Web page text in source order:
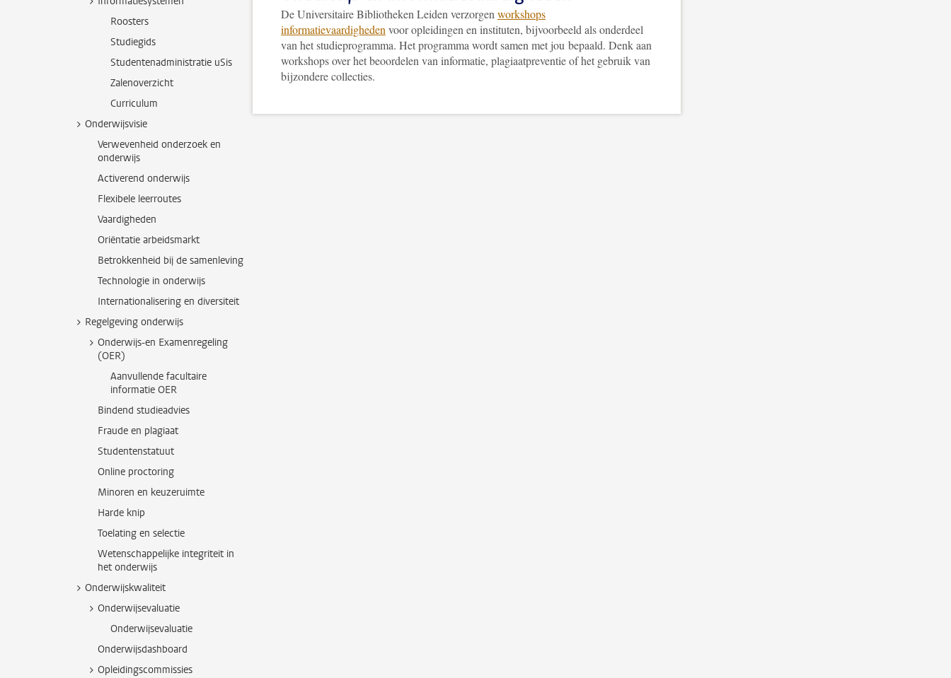
Roosters
Studiegids
Studentenadministratie uSis
Zalenoverzicht
Curriculum
Onderwijsvisie
Verwevenheid onderzoek en
onderwijs
Activerend onderwijs
Flexibele leerroutes
Vaardigheden
Oriëntatie arbeidsmarkt
Betrokkenheid bij de samenleving
Technologie in onderwijs
Internationalisering en diversiteit
Regelgeving onderwijs
Onderwijs-en Examenregeling
(OER)
Aanvullende facultaire
informatie OER
Bindend studieadvies
Fraude en plagiaat
Studentenstatuut
Online proctoring
Minoren en keuzeruimte
Harde knip
Toelating en selectie
Wetenschappelijke integriteit in
het onderwijs
Onderwijskwaliteit
Onderwijsevaluatie
Onderwijsevaluatie
Onderwijsdashboard
Opleidingscommissies
De Universitaire Bibliotheken Leiden verzorgen workshops
informatievaardigheden voor opleidingen en instituten, bijvoorbeeld als onderdeel
van het studieprogramma. Het programma wordt samen met jou bepaald. Denk aan
workshops over het beoordelen van informatie, plagiaatpreventie of het gebruik van
bijzondere collecties.